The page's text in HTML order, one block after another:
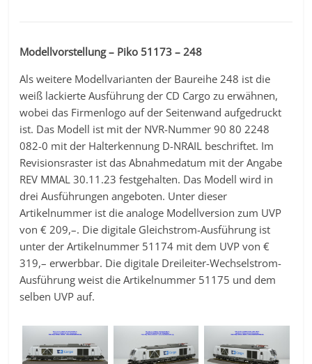
Modellvorstellung – Piko 51173 – 248
Als weitere Modellvarianten der Baureihe 248 ist die
weiß lackierte Ausführung der CD Cargo zu erwähnen,
wobei das Firmenlogo auf der Seitenwand aufgedruckt
ist. Das Modell ist mit der NVR-Nummer 90 80 2248
082-0 mit der Halterkennung D-NRAIL beschriftet. Im
Revisionsraster ist das Abnahmedatum mit der Angabe
REV MMAL 30.11.23 festgehalten. Das Modell wird in
drei Ausführungen angeboten. Unter dieser
Artikelnummer ist die analoge Modellversion zum UVP
von € 209,–. Die digitale Gleichstrom-Ausführung ist
unter der Artikelnummer 51174 mit dem UVP von €
319,– erwerbbar. Die digitale Dreileiter-Wechselstrom-
Ausführung weist die Artikelnummer 51175 und dem
selben UVP auf.